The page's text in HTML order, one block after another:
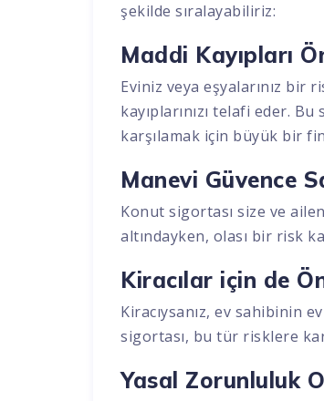
şekilde sıralayabiliriz:
Maddi Kayıpları
Eviniz veya eşyalarınız bir
kayıplarınızı telafi eder.
karşılamak için büyük bir
Manevi Güvence
Konut sigortası size ve
altındayken, olası bir risk
Kiracılar için de
Kiracıysanız, ev sahibinin
sigortası, bu tür risklere
Yasal Zorunluluk